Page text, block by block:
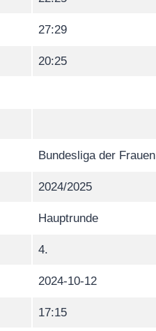
27:29
20:25
Bundesliga der Frauen
2024/2025
Hauptrunde
4.
2024-10-12
17:15